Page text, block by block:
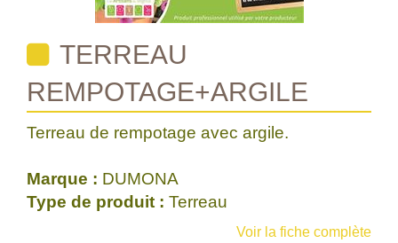
TERREAU
REMPOTAGE+ARGILE
Terreau de rempotage avec argile.
Marque : DUMONA
Type de produit : Terreau
Voir la fiche complète